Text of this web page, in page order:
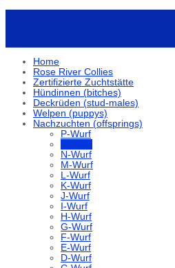
Home
Rose River Collies
Zertifizierte Zuchtstätte
Hündinnen (bitches)
Deckrüden (stud-males)
Welpen (puppys)
Nachzuchten (offsprings)
P-Wurf
N-Wurf
M-Wurf
L-Wurf
K-Wurf
J-Wurf
I-Wurf
H-Wurf
G-Wurf
F-Wurf
E-Wurf
D-Wurf